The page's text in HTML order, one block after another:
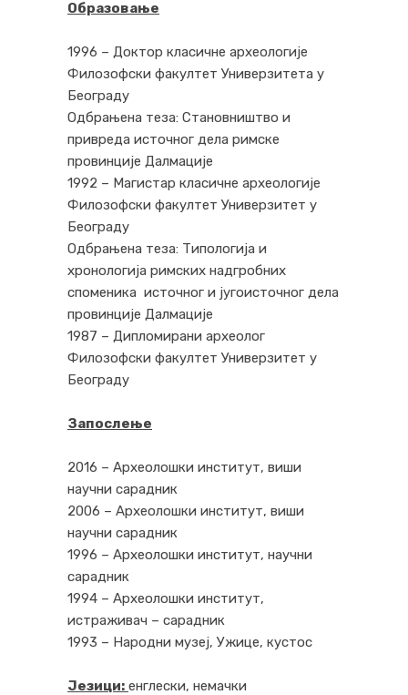
Образовање
1996 – Доктор класичне археологије
Филозофски факултет Универзитета у
Београду
Одбрањена теза: Становништво и
привреда источног дела римске
провинције Далмације
1992 – Магистар класичне археологије
Филозофски факултет Универзитет у
Београду
Одбрањена теза: Типологија и
хронологија римских надгробних
споменика источног и југоисточног дела
провинције Далмације
1987 – Дипломирани археолог
Филозофски факултет Универзитет у
Београду
Запослење
2016 – Археолошки институт, виши
научни сарадник
2006 – Археолошки институт, виши
научни сарадник
1996 – Археолошки институт, научни
сарадник
1994 – Археолошки институт,
истраживач – сарадник
1993 – Народни музеј, Ужице, кустос
Језици: енглески, немачки